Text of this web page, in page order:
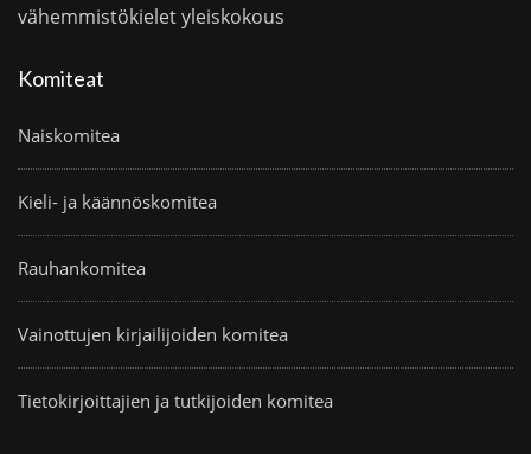
vähemmistökieletyleiskokous
Komiteat
Naiskomitea
Kieli- ja käännöskomitea
Rauhankomitea
Vainottujen kirjailijoiden komitea
Tietokirjoittajien ja tutkijoiden komitea